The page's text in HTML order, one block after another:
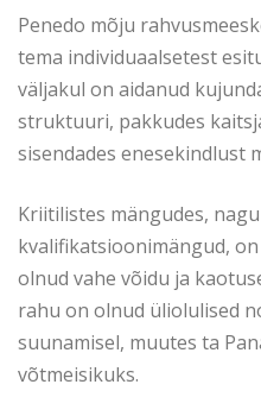
Penedo mõju
tema individuaalsetest
väljakul on aidanud
struktuuri, pakkudes
sisendades enesekindlust
Kriitilistes mängudes,
kvalifikatsioonimängud,
olnud vahe võidu ja
rahu on olnud üliolulised
suunamisel, muutes ta
võtmeisikuks.